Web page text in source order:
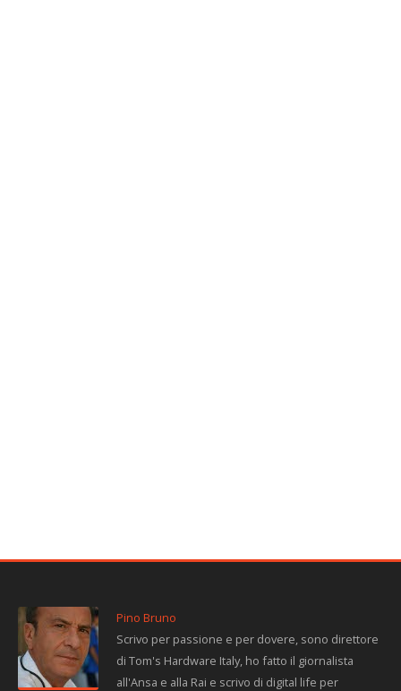
Pino Bruno
Scrivo per passione e per dovere, sono direttore
di Tom's Hardware Italy, ho fatto il giornalista
all'Ansa e alla Rai e scrivo di digital life per